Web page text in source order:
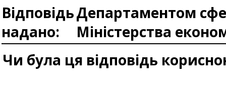
Відповідь
надано:
Департаментом
Міністерства
Чи була ця відповідь